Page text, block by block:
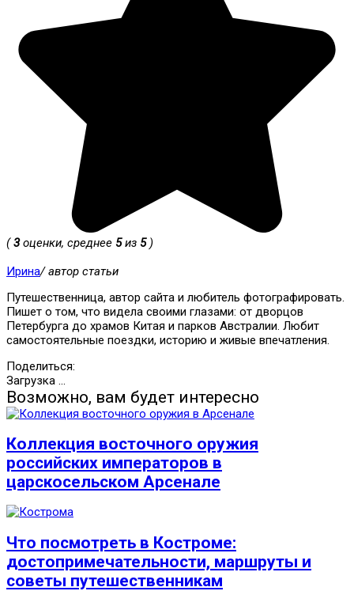
(3оценки, среднее 5из 5)
Ирина/ автор статьи
Путешественница, автор сайта и любитель фотографировать.
Пишет о том, что видела своими глазами: от дворцов
Петербурга до храмов Китая и парков Австралии. Любит
самостоятельные поездки, историю и живые впечатления.
Поделиться:
Загрузка ...
Возможно, вам будет интересно
Коллекция восточного оружия
российских императоров в
царскосельском Арсенале
Что посмотреть в Костроме:
достопримечательности, маршруты и
советы путешественникам